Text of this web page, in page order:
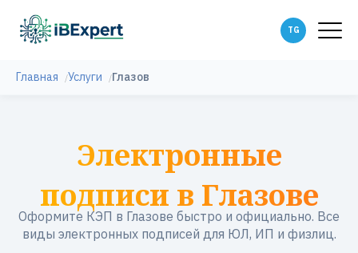
Главная Услуги Глазов
Электронные
подписи в Глазове
Оформите КЭП в Глазове быстро и официально. Все
виды электронных подписей для ЮЛ, ИП и физлиц.